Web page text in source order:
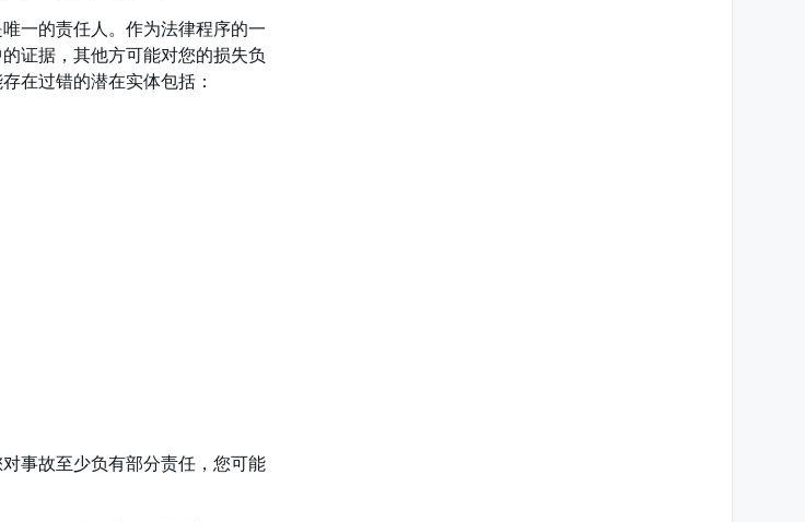
一的责任人。作为法律程序的一
证据，其他方可能对您的损失负
在过错的潜在实体包括：
事故至少负有部分责任，您可能